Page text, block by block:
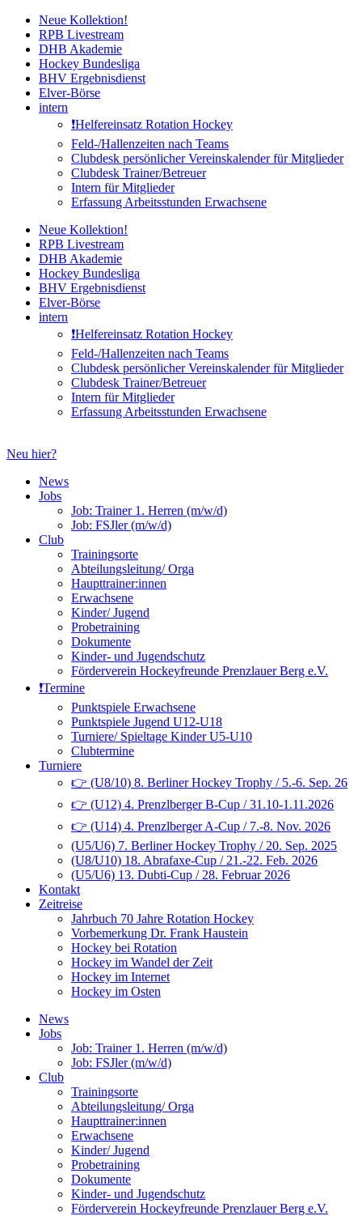
Zum
Inhalt
springen
Neue Kollektion!
RPB Livestream
DHB Akademie
Hockey Bundesliga
BHV Ergebnisdienst
Elver-Börse
intern
❗️Helfereinsatz Rotation Hockey
Feld-/Hallenzeiten nach Teams
Clubdesk persönlicher Vereinskalender für Mitglieder
Clubdesk Trainer/Betreuer
Intern für Mitglieder
Erfassung Arbeitsstunden Erwachsene
Neue Kollektion!
RPB Livestream
DHB Akademie
Hockey Bundesliga
BHV Ergebnisdienst
Elver-Börse
intern
❗️Helfereinsatz Rotation Hockey
Feld-/Hallenzeiten nach Teams
Clubdesk persönlicher Vereinskalender für Mitglieder
Clubdesk Trainer/Betreuer
Intern für Mitglieder
Erfassung Arbeitsstunden Erwachsene
Neu hier?
News
Jobs
Job: Trainer 1. Herren (m/w/d)
Job: FSJler (m/w/d)
Club
Trainingsorte
Abteilungsleitung/ Orga
Haupttrainer:innen
Erwachsene
Kinder/ Jugend
Probetraining
Dokumente
Kinder- und Jugendschutz
Förderverein Hockeyfreunde Prenzlauer Berg e.V.
❗️Termine
Punktspiele Erwachsene
Punktspiele Jugend U12-U18
Turniere/ Spieltage Kinder U5-U10
Clubtermine
Turniere
👉 (U8/10) 8. Berliner Hockey Trophy / 5.-6. Sep. 26
👉 (U12) 4. Prenzlberger B-Cup / 31.10-1.11.2026
👉 (U14) 4. Prenzlberger A-Cup / 7.-8. Nov. 2026
(U5/U6) 7. Berliner Hockey Trophy / 20. Sep. 2025
(U8/U10) 18. Abrafaxe-Cup / 21.-22. Feb. 2026
(U5/U6) 13. Dubti-Cup / 28. Februar 2026
Kontakt
Zeitreise
Jahrbuch 70 Jahre Rotation Hockey
Vorbemerkung Dr. Frank Haustein
Hockey bei Rotation
Hockey im Wandel der Zeit
Hockey im Internet
Hockey im Osten
News
Jobs
Job: Trainer 1. Herren (m/w/d)
Job: FSJler (m/w/d)
Club
Trainingsorte
Abteilungsleitung/ Orga
Haupttrainer:innen
Erwachsene
Kinder/ Jugend
Probetraining
Dokumente
Kinder- und Jugendschutz
Förderverein Hockeyfreunde Prenzlauer Berg e.V.